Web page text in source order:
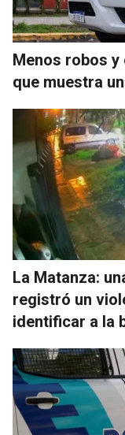
Menos robos
que muestra
La Matanza:
registró un
identificar a la